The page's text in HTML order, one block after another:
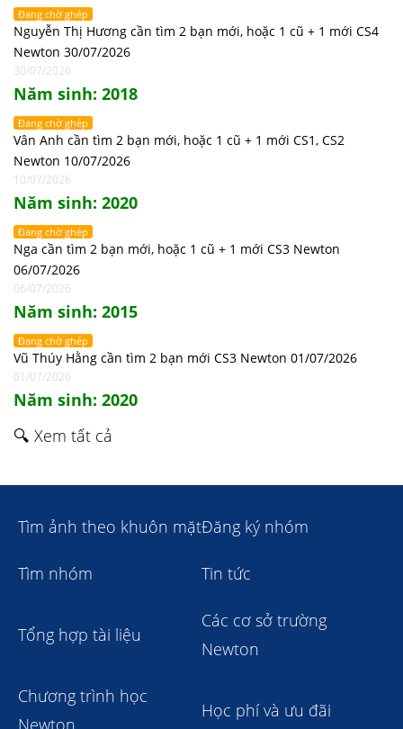
Đang chờ ghép
Nguyễn Thị Hương cần tìm 2 bạn mới, hoặc 1 cũ + 1 mới CS4
Newton 30/07/2026
30/07/2026
Năm sinh: 2018
Đang chờ ghép
Vân Anh cần tìm 2 bạn mới, hoặc 1 cũ + 1 mới CS1, CS2
Newton 10/07/2026
10/07/2026
Năm sinh: 2020
Đang chờ ghép
Nga cần tìm 2 bạn mới, hoặc 1 cũ + 1 mới CS3 Newton
06/07/2026
06/07/2026
Năm sinh: 2015
Đang chờ ghép
Vũ Thúy Hằng cần tìm 2 bạn mới CS3 Newton 01/07/2026
01/07/2026
Năm sinh: 2020
🔍 Xem tất cả
Tìm ảnh theo khuôn mặtĐăng ký nhóm
Tìm nhóm Tin tức
Tổng hợp tài liệu
Các cơ sở trường
Newton
Chương trình học
Newton
Học phí và ưu đãi